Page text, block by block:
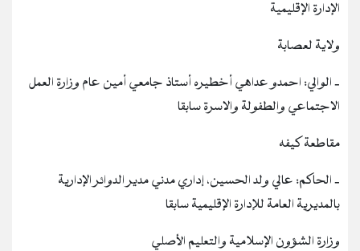
الإدارة الإقليمية
ولاية لعصابة
‐ الوالي: احمدو عداهي أخطيره أستاذ جامعي أمين عام وزارة العمل
الاجتماعي والطفولة والاسرة سابقا
مقاطعة كيفه
‐ الحاكم: عالي ولد الحسين، إداري مدني مدير الدوائر الإدارية
بالمديرية العامة للإدارة الإقليمية سابقا
وزارة الشؤون الإسلامية والتعليم الأصلي